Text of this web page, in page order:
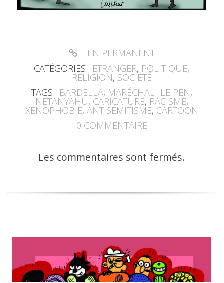
LIEN PERMANENT
CATÉGORIES : ETRANGER, POLITIQUE,
RELIGION, SOCIÉTÉ
TAGS : BARDELLA, MARÉCHAL- LE PEN,
NETANYAHU, CARICATURE, RACISME,
XÉNOPHOBIE, ANTISÉMITISME, CARTOON
0 COMMENTAIRE
Les commentaires sont fermés.